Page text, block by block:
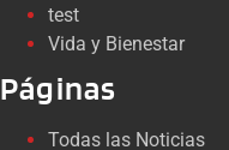
test
Vida y Bienestar
Páginas
Todas las Noticias